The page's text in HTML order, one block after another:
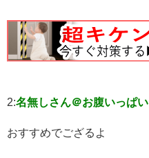
2:名無しさん＠お腹いっぱい
おすすめでござるよ